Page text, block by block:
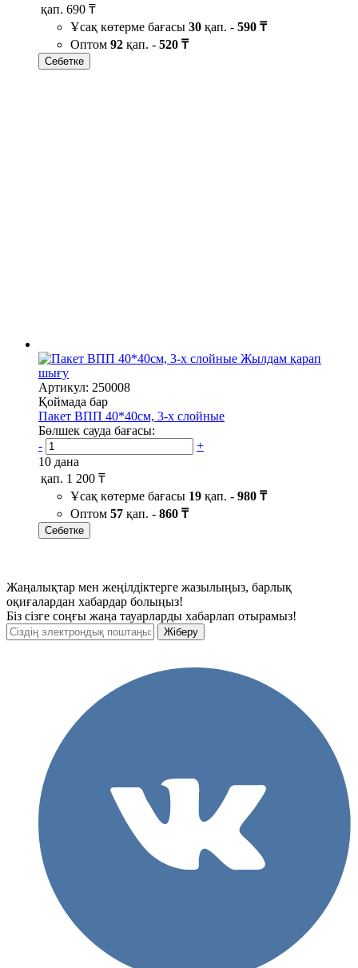
қап. 690 ₸
Ұсақ көтерме бағасы 30 қап. - 590 ₸
Оптом 92 қап. - 520 ₸
Себетке
Жылдам қарап
шығу
Артикул: 250008
Қоймада бар
Пакет ВПП 40*40см, 3-х слойные
Бөлшек сауда бағасы:
-
+
10 дана
қап. 1 200 ₸
Ұсақ көтерме бағасы 19 қап. - 980 ₸
Оптом 57 қап. - 860 ₸
Себетке
Жаңалықтар мен жеңілдіктерге жазылыңыз, барлық
оқиғалардан хабардар болыңыз!
Біз сізге соңғы жаңа тауарларды хабарлап отырамыз!